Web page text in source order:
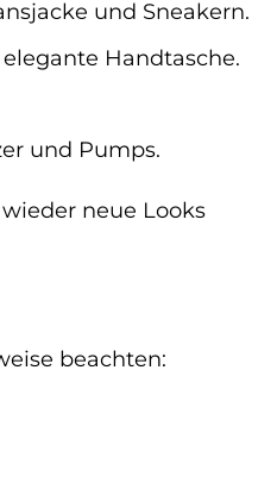
und Sneakern.
Handtasche.
und Pumps.
neue Looks
beachten: